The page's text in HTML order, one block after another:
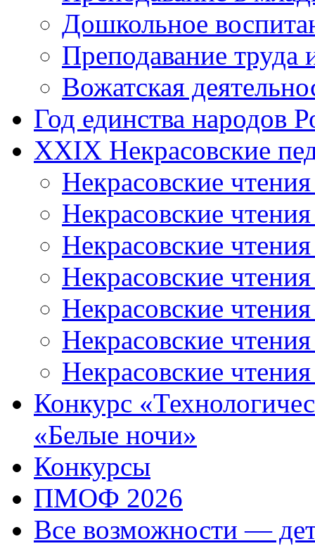
Дошкольное
Преподавание труда
Вожатская
Год единства народов
XXIX Некрасовские
Некрасовские
Некрасовские
Некрасовские
Некрасовские
Некрасовские
Некрасовские
Некрасовские
Конкурс
«Белые ночи»
Конкурсы
ПМОФ 2026
Все возможности —